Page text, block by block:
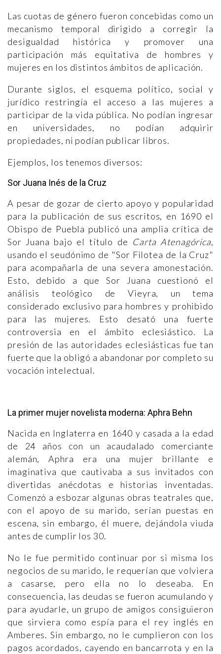
Las cuotas de género fueron concebidas como un
mecanismo temporal dirigido a corregir la
desigualdad histórica y promover una
participación más equitativa de hombres y
mujeres en los distintos ámbitos de aplicación.
Durante siglos, el esquema político, social y
jurídico restringía el acceso a las mujeres a
participar de la vida pública. No podían ingresar
en universidades, no podían adquirir
propiedades, ni podían publicar libros.
Ejemplos, los tenemos diversos:
Sor Juana Inés de la Cruz
A pesar de gozar de cierto apoyo y popularidad
para la publicación de sus escritos, en 1690 el
Obispo de Puebla publicó una amplia crítica de
Sor Juana bajo el título de Carta Atenagórica,
usando el seudónimo de "Sor Filotea de la Cruz"
para acompañarla de una severa amonestación.
Esto, debido a que Sor Juana cuestionó el
análisis teológico de Vieyra, un tema
considerado exclusivo para hombres y prohibido
para las mujeres. Esto desató una fuerte
controversia en el ámbito eclesiástico. La
presión de las autoridades eclesiásticas fue tan
fuerte que la obligó a abandonar por completo su
vocación intelectual.
La primer mujer novelista moderna: Aphra Behn
Nacida en Inglaterra en 1640 y casada a la edad
de 24 años con un acaudalado comerciante
alemán, Aphra era una mujer brillante e
imaginativa que cautivaba a sus invitados con
divertidas anécdotas e historias inventadas.
Comenzó a esbozar algunas obras teatrales que,
con el apoyo de su marido, serían puestas en
escena, sin embargo, él muere, dejándola viuda
antes de cumplir los 30.
No le fue permitido continuar por si misma los
negocios de su marido, le requerían que volviera
a casarse, pero ella no lo deseaba. En
consecuencia, las deudas se fueron acumulando y
para ayudarle, un grupo de amigos consiguieron
que sirviera como espía para el rey inglés en
Amberes. Sin embargo, no le cumplieron con los
pagos acordados, cayendo en bancarrota y en la